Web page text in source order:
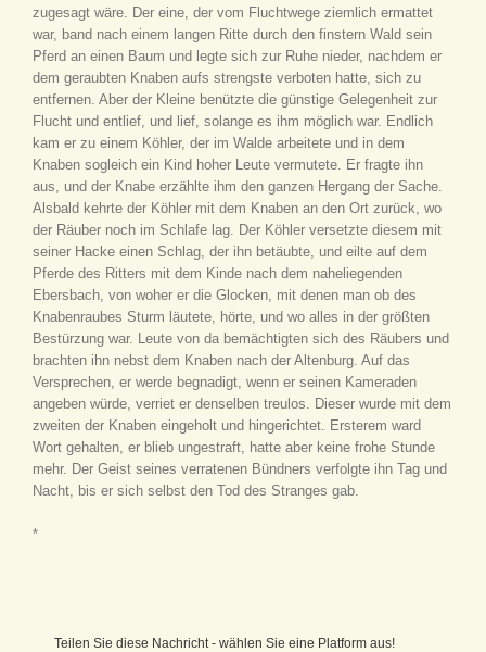
zugesagt wäre. Der eine, der vom Fluchtwege ziemlich ermattet
war, band nach einem langen Ritte durch den finstern Wald sein
Pferd an einen Baum und legte sich zur Ruhe nieder, nachdem er
dem geraubten Knaben aufs strengste verboten hatte, sich zu
entfernen. Aber der Kleine benützte die günstige Gelegenheit zur
Flucht und entlief, und lief, solange es ihm möglich war. Endlich
kam er zu einem Köhler, der im Walde arbeitete und in dem
Knaben sogleich ein Kind hoher Leute vermutete. Er fragte ihn
aus, und der Knabe erzählte ihm den ganzen Hergang der Sache.
Alsbald kehrte der Köhler mit dem Knaben an den Ort zurück, wo
der Räuber noch im Schlafe lag. Der Köhler versetzte diesem mit
seiner Hacke einen Schlag, der ihn betäubte, und eilte auf dem
Pferde des Ritters mit dem Kinde nach dem naheliegenden
Ebersbach, von woher er die Glocken, mit denen man ob des
Knabenraubes Sturm läutete, hörte, und wo alles in der größten
Bestürzung war. Leute von da bemächtigten sich des Räubers und
brachten ihn nebst dem Knaben nach der Altenburg. Auf das
Versprechen, er werde begnadigt, wenn er seinen Kameraden
angeben würde, verriet er denselben treulos. Dieser wurde mit dem
zweiten der Knaben eingeholt und hingerichtet. Ersterem ward
Wort gehalten, er blieb ungestraft, hatte aber keine frohe Stunde
mehr. Der Geist seines verratenen Bündners verfolgte ihn Tag und
Nacht, bis er sich selbst den Tod des Stranges gab.
*
Teilen Sie diese Nachricht - wählen Sie eine Platform aus!